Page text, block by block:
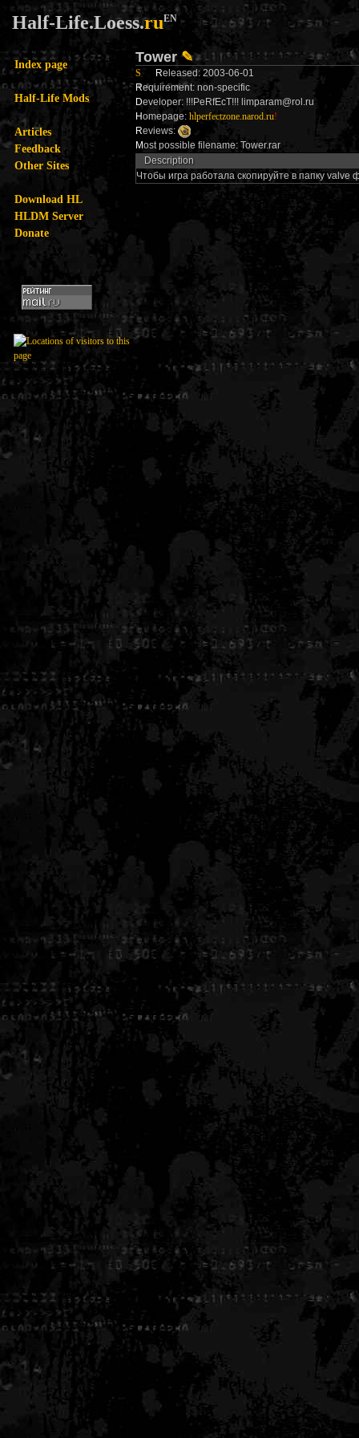
Half-Life.Loess.ruEN
Index page
Half-Life Mods
Articles
Feedback
Other Sites
Download HL
HLDM Server
Donate
Tower ✎
S Released: 2003-06-01
Requirement: non-specific
Developer: !!!PeRfEcT!!! limparam@rol.ru
Homepage: hlperfectzone.narod.ru!
Reviews:
Most possible filename: Tower.rar
Description
Чтобы игра работала скопируйте в папку valve
Generated in 0.005369 seconds